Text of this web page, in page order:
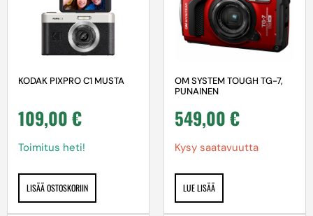
KODAK PIXPRO C1 MUSTA
109,00€
Toimitus heti!
LISÄÄ OSTOSKORIIN
OM SYSTEM TOUGH TG-7,
PUNAINEN
549,00€
Kysy saatavuutta
LUE LISÄÄ